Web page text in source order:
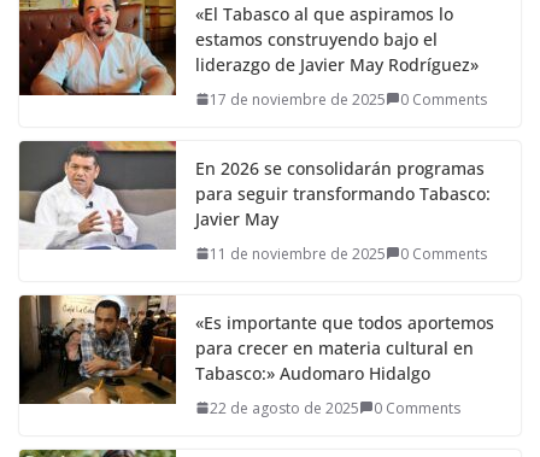
«El Tabasco al que aspiramos lo
estamos construyendo bajo el
liderazgo de Javier May Rodríguez»
17 de noviembre de 2025 0 Comments
En 2026 se consolidarán programas
para seguir transformando Tabasco:
Javier May
11 de noviembre de 2025 0 Comments
«Es importante que todos aportemos
para crecer en materia cultural en
Tabasco:» Audomaro Hidalgo
22 de agosto de 2025 0 Comments